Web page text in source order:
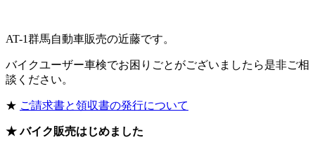
AT-1群馬自動車販売の近藤です。
バイクユーザー車検でお困りごとがございましたら是非ご相
談ください。
★ ご請求書と領収書の発行について
★ バイク販売はじめました